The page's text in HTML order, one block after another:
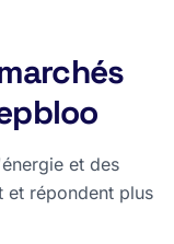
et des
et répondent plus